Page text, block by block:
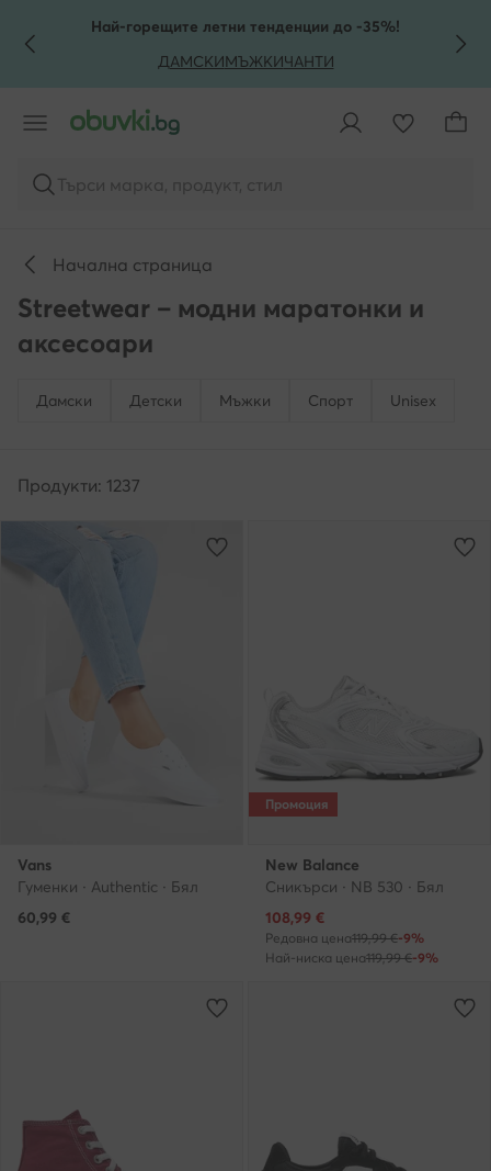
КЪМ ОСНОВНОТО СЪДЪРЖАНИЕ
КЪМ ТЪРСЕНЕНай-горещите летни тенденции до -35%!
ДАМСКИМЪЖКИЧАНТИ
Търси марка, продукт, стил
Начална страница
Streetwear – модни маратонки и
аксесоари
Дамски Детски Мъжки Спорт Unisex
Продукти: 1237
Vans
Гуменки · Authentic · Бял
60,99 €
Промоция
New Balance
Сникърси · NB 530 · Бял
Актуална цена
108,99 €
Редовна цена119,99 €-9%
Най-ниска цена119,99 €-9%